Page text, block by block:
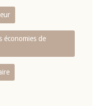
économies de